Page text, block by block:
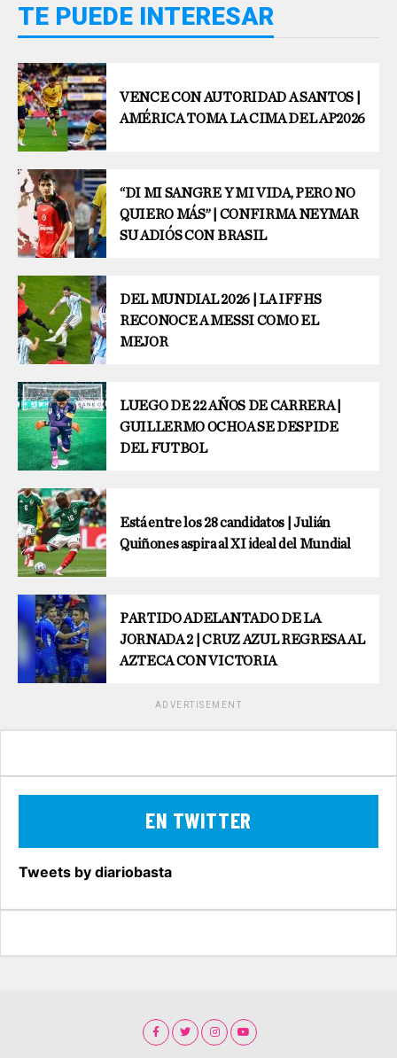
TE PUEDE INTERESAR
VENCE CON AUTORIDAD A SANTOS |
AMÉRICA TOMA LA CIMA DEL AP2026
“DI MI SANGRE Y MI VIDA, PERO NO
QUIERO MÁS” | CONFIRMA NEYMAR
SU ADIÓS CON BRASIL
DEL MUNDIAL 2026 | LA IFFHS
RECONOCE A MESSI COMO EL
MEJOR
LUEGO DE 22 AÑOS DE CARRERA |
GUILLERMO OCHOA SE DESPIDE
DEL FUTBOL
Está entre los 28 candidatos | Julián
Quiñones aspira al XI ideal del Mundial
PARTIDO ADELANTADO DE LA
JORNADA 2 | CRUZ AZUL REGRESA AL
AZTECA CON VICTORIA
ADVERTISEMENT
EN TWITTER
Tweets by diariobasta